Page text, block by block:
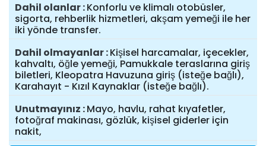
Dahil olanlar Konforlu ve klimalı otobüsler,
sigorta, rehberlik hizmetleri, akşam yemeği ile her
iki yönde transfer.
Dahil olmayanlar Kişisel harcamalar, içecekler,
kahvaltı, öğle yemeği, Pamukkale teraslarına giriş
biletleri, Kleopatra Havuzuna giriş (isteğe bağlı),
Karahayıt - Kızıl Kaynaklar (isteğe bağlı).
Unutmayınız Mayo, havlu, rahat kıyafetler,
fotoğraf makinası, gözlük, kişisel giderler için
nakit,